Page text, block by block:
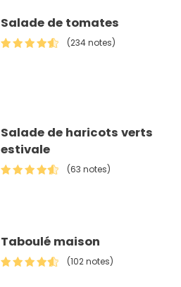
Salade de tomates
(234 notes)
Salade de haricots verts
estivale
(63 notes)
Taboulé maison
(102 notes)